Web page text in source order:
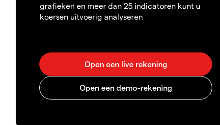
grafieken en meer dan 25 indicatoren kunt u
koersen uitvoerig analyseren